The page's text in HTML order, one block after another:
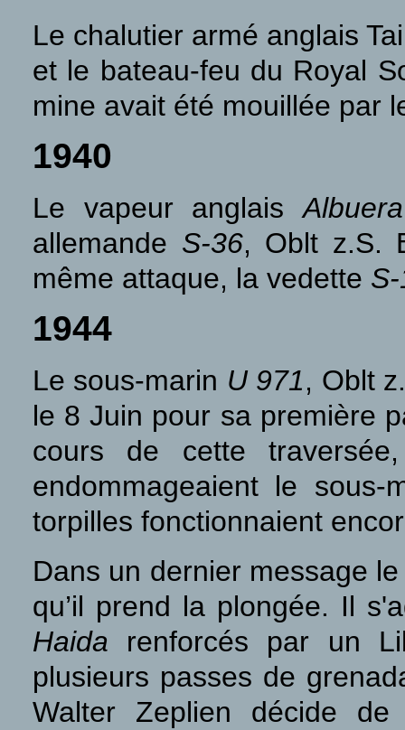
Le chalutier armé anglais
et le bateau-feu du Royal
mine avait été mouillée par
1940
Le vapeur anglaisAlbuera
allemande S-36, Oblt z.S.
même attaque, la vedette
1944
Le sous-marin U 971, Oblt
le 8 Juin pour sa première
cours de cette
endommageaient le
torpilles fonctionnaient
Dans un dernier message
qu’il prend la plongée. Il
Haida renforcés par un
plusieurs passes de
Walter Zeplien décide